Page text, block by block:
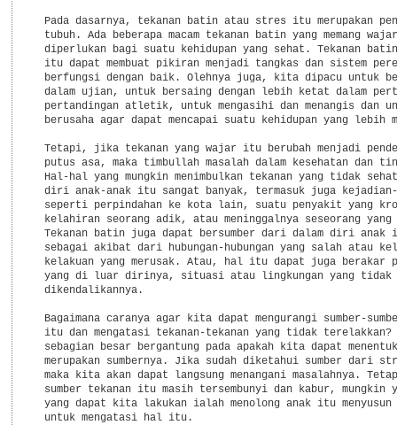
Pada dasarnya, tekanan batin atau stres itu merupakan
tubuh. Ada beberapa macam tekanan batin yang memang
diperlukan bagi suatu kehidupan yang sehat. Tekanan
itu dapat membuat pikiran menjadi tangkas dan sistem
berfungsi dengan baik. Olehnya juga, kita dipacu untuk
dalam ujian, untuk bersaing dengan lebih ketat dalam
pertandingan atletik, untuk mengasihi dan menangis dan
berusaha agar dapat mencapai suatu kehidupan yang lebih
Tetapi, jika tekanan yang wajar itu berubah menjadi
putus asa, maka timbullah masalah dalam kesehatan dan
Hal-hal yang mungkin menimbulkan tekanan yang tidak
diri anak-anak itu sangat banyak, termasuk juga
seperti perpindahan ke kota lain, suatu penyakit yang
kelahiran seorang adik, atau meninggalnya seseorang yang
Tekanan batin juga dapat bersumber dari dalam diri anak
sebagai akibat dari hubungan-hubungan yang salah atau
kelakuan yang merusak. Atau, hal itu dapat juga berakar
yang di luar dirinya, situasi atau lingkungan yang tidak
  dikendalikannya.
Bagaimana caranya agar kita dapat mengurangi sumber-
itu dan mengatasi tekanan-tekanan yang tidak terelakkan?
sebagian besar bergantung pada apakah kita dapat
merupakan sumbernya. Jika sudah diketahui sumber dari
maka kita akan dapat langsung menangani masalahnya.
sumber tekanan itu masih tersembunyi dan kabur, mungkin
yang dapat kita lakukan ialah menolong anak itu menyusun
  untuk mengatasi hal itu.